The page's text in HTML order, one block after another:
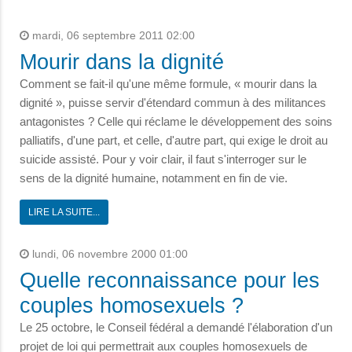
mardi, 06 septembre 2011 02:00
Mourir dans la dignité
Comment se fait-il qu'une même formule, « mourir dans la
dignité », puisse servir d'étendard commun à des militances
antagonistes ? Celle qui réclame le développement des soins
palliatifs, d'une part, et celle, d'autre part, qui exige le droit au
suicide assisté. Pour y voir clair, il faut s'interroger sur le
sens de la dignité humaine, notamment en fin de vie.
LIRE LA SUITE...
lundi, 06 novembre 2000 01:00
Quelle reconnaissance pour les
couples homosexuels ?
Le 25 octobre, le Conseil fédéral a demandé l'élaboration d'un
projet de loi qui permettrait aux couples homosexuels de